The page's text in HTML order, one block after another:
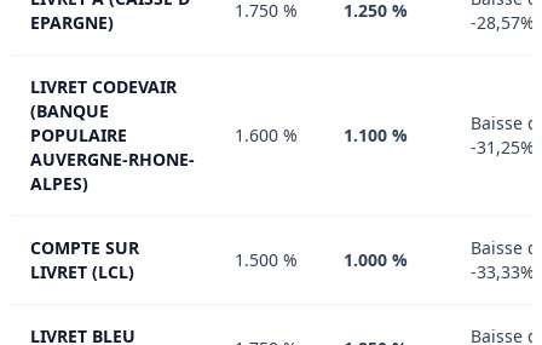
EPARGNE)
1.750 % 1.250 %
-28,57%
LIVRET CODEVAIR
(BANQUE
POPULAIRE
AUVERGNE-RHONE-
ALPES)
1.600 % 1.100 %
Baisse
-31,25%
COMPTE SUR
LIVRET (LCL)
1.500 % 1.000 %
Baisse
-33,33%
LIVRET BLEU
Baisse